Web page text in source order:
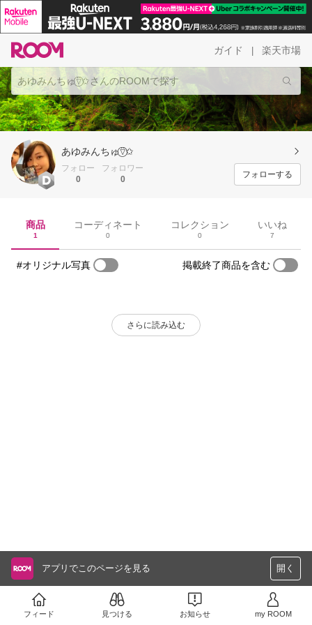
ガイド 楽天市場
あゆみんちゅ⍢⃝✩
フォロー
0
フォロワー
0
フォローする
商品
1
コーディネート
0
コレクション
0
いいね
7
#オリジナル写真 掲載終了商品を含む
さらに読み込む
アプリでこのページを見る 開く
フィード 見つける お知らせ my ROOM